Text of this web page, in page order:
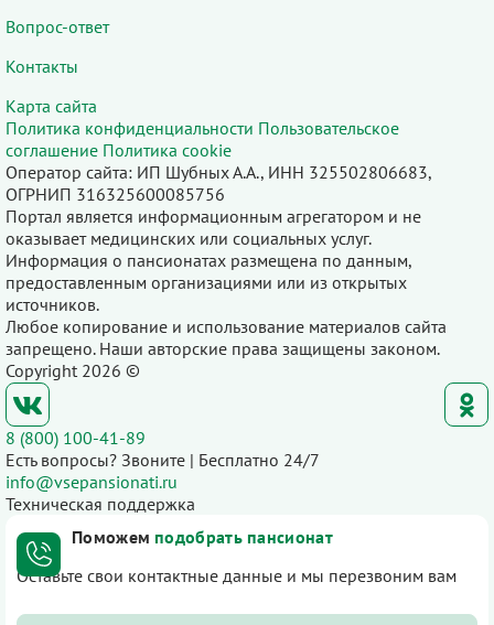
Вопрос-ответ
Контакты
Карта сайта
Политика конфиденциальности Пользовательское
соглашение Политика cookie
Оператор сайта: ИП Шубных А.А., ИНН 325502806683,
ОГРНИП 316325600085756
Портал является информационным агрегатором и не
оказывает медицинских или социальных услуг.
Информация о пансионатах размещена по данным,
предоставленным организациями или из открытых
источников.
Любое копирование и использование материалов сайта
запрещено. Наши авторские права защищены законом.
Copyright 2026 ©
8 (800) 100-41-89
Есть вопросы? Звоните | Бесплатно 24/7
info@vsepansionati.ru
Техническая поддержка
Поможем подобрать пансионат
Оставьте свои контактные данные и мы перезвоним вам